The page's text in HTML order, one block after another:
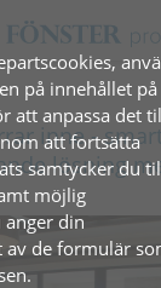
på innehållet på
att anpassa det
att fortsätta
samtycker du
möjlig
din
de formulär
inne -
lösning